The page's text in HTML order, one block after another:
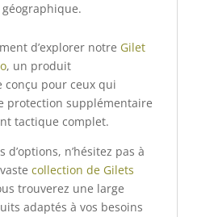
d’explorer notre Gilet
, un produit
conçu pour ceux qui
protection supplémentaire
tactique complet.
d’options, n’hésitez pas à
collection de Gilets
trouverez une large
adaptés à vos besoins